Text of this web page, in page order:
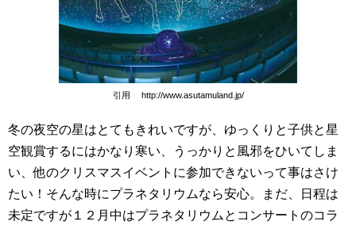
引用 http://www.asutamuland.jp/
冬の夜空の星はとてもきれいですが、ゆっくりと子供と星
空観賞するにはかなり寒い、うっかりと風邪をひいてしま
い、他のクリスマスイベントに参加できないって事はさけ
たい！そんな時にプラネタリウムなら安心。まだ、日程は
未定ですが１２月中はプラネタリウムとコンサートのコラ